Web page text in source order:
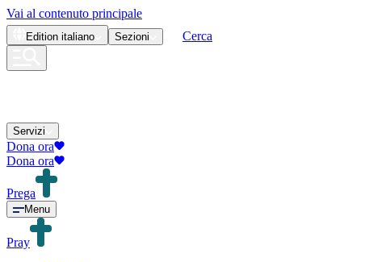
Vai al contenuto principale
Edition italiano Sezioni Cerca
Servizi
Dona ora
Dona ora
Prega
Menu
Pray